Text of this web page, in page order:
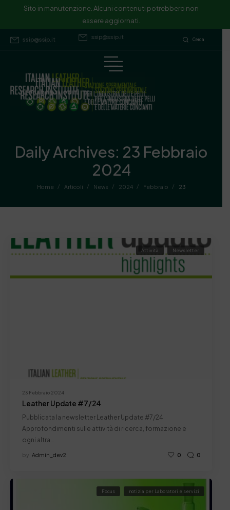
Sito in manutenzione. Alcuni contenuti potrebbero non
essere aggiornati.
ssip@ssip.it Cerca
Sito in manutenzione. Alcuni contenuti potrebbero non essere
aggiornati.
ssip@ssip.it
Daily Archives: 23 Febbraio
2024
Home / Articoli / News / 2024 / Febbraio / 23
23 Febbraio 2024
Attività Newsletter
Leather Update #7/24
Pubblicata la newsletter Leather Update #7/24
Approfondimenti sulle attività di ricerca, formazione e
ogni altra…
by Admin_dev2 0 0
Focus notizia per Laboratori e servizi